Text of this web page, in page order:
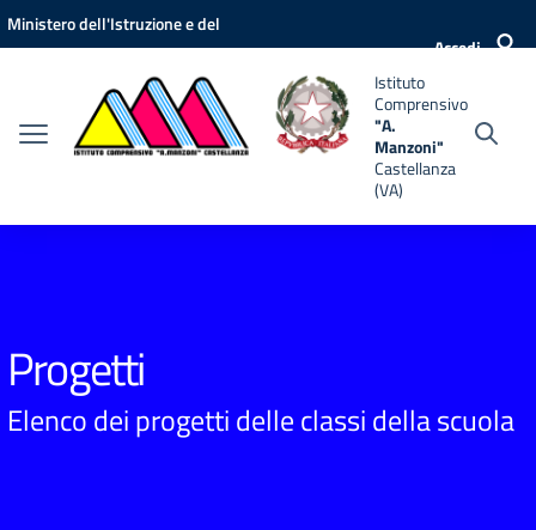
Vai ai contenuti
Vai al menu di navigazione
Vai al footer
Ministero dell'Istruzione e del
Accedi
Istituto
Comprensivo
"A.
Manzoni"
Castellanza
(VA)
Progetti
Elenco dei progetti delle classi della scuola